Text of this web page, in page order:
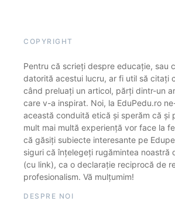
COPYRIGHT
Pentru că scrieți despre educație, sau
datorită acestui lucru, ar fi util să citați
când preluați un articol, părți dintr-un
care v-a inspirat. Noi, la EduPedu.ro
această conduită etică și sperăm că și
mult mai multă experiență vor face la
că găsiți subiecte interesante pe
siguri că înțelegeți rugămintea noastră
(cu link), ca o declarație reciprocă de
profesionalism. Vă mulțumim!
DESPRE NOI